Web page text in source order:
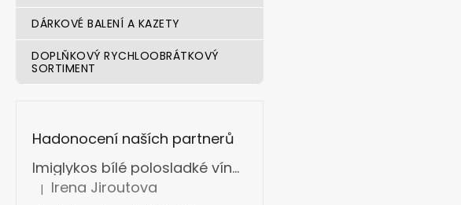
DÁRKOVÉ BALENÍ A KAZETY
DOPLŇKOVÝ RYCHLOOBRÁTKOVÝ
SORTIMENT
Hadonocení naších partnerů
Imiglykos bílé polosladké víno box s ventilkem 5 l
Hodnocení produktu je 5 z 5 hvězdiček.
| Irena Jiroutova